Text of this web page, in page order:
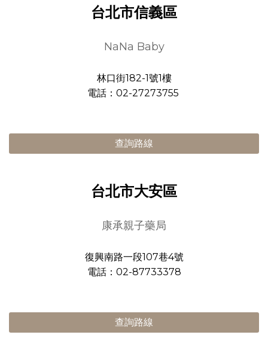
台北市信義區
NaNa Baby
林口街182-1號1樓
電話：02-27273755
查詢路線
台北市大安區
康承親子藥局
復興南路一段107巷4號
電話：02-87733378
查詢路線